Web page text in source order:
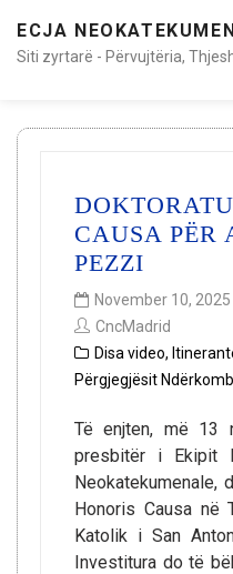
ECJA
Siti zyrtarë - Përvujtëria,
CAUSA PËR
PEZZI
November 10, 2025
CncMadrid
Disa video,
Përgjegjësit
Të enjten, më 13
presbitër i Ekipit
Neokatekumenale,
Honoris Causa në
Katolik i San
Investitura do të